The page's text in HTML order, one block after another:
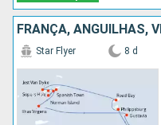
Star Flyer 8 d